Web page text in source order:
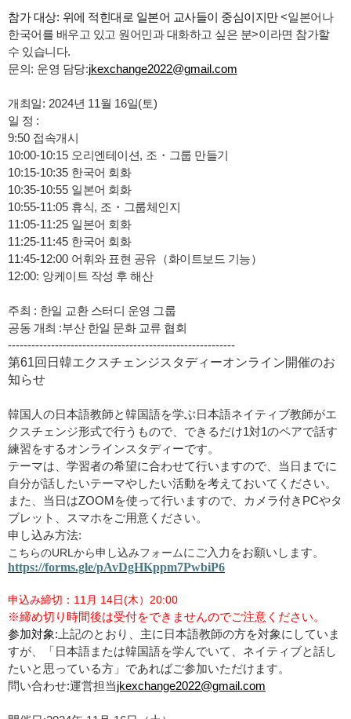
참가 대상: 위에 적힌대로 일본어 교사들이 중심이지만<일본어나
한국어를 배우고 있고 원어민과 대화하고 싶은 분>이라면 참가할
수 있습니다.
문의 : 운영 담당:jkexchange2022@gmail.com
개최일: 2024년 11월 16일(토)
일 정 :
9:50 접속개시
10:00-10:15 오리엔테이션, 조 ・ 그룹 만들기
10:15-10:35 한국어 회화
10:35-10:55 일본어 회화
10:55-11:05 휴식, 조 ・ 그룹체인지
11:05-11:25 일본어 회화
11:25-11:45 한국어 회화
11:45-12:00 어휘와 표현 공유 （화이트보드 기능）
12:00: 앙케이트 작성 후 해산
주최 : 한일 교환 스터디 운영 그룹
공동 개최 :부산 한일 문화 교류 협회
----------------------------------------------------------
第61回日韓エクスチェンジスタディーオンライン開催のお
知らせ
韓国人の日本語教師と韓国語を学ぶ 日本語ネイティブ教師がエ
クスチェンジ形式で行うもので できるだけ1対1のペアで話す
練習をするオンラインスタディーです。
テーマは
学習者の希望に合わせて行いますので 当日 までに
自分が話したいテーマやしたい活動を考えておいてください。
また
当日 はZOOM を使って行いますので カメラ付き PCやタ
ブレット
スマホをご用意 ください。
申 し込み方法:
こちらのURL から申 し込みフォームにご入力 をお願いします。
https://forms.gle/pAvDgHKppm7PwbiP6
申込み締切 ： 11 月 14日(木） 20:00
※締め切 り 時間後は受付をできませんのでご注意 ください。
参加対象: 上記のとおり 主に 日本語教師の方を対象にしていま
すが 、「 日本語または韓国語を学んでいて ネイティブと話し
たいと 思っている方 」 であればご参加いただけます。
問い合わせ:運営担当jkexchange2022@gmail.com